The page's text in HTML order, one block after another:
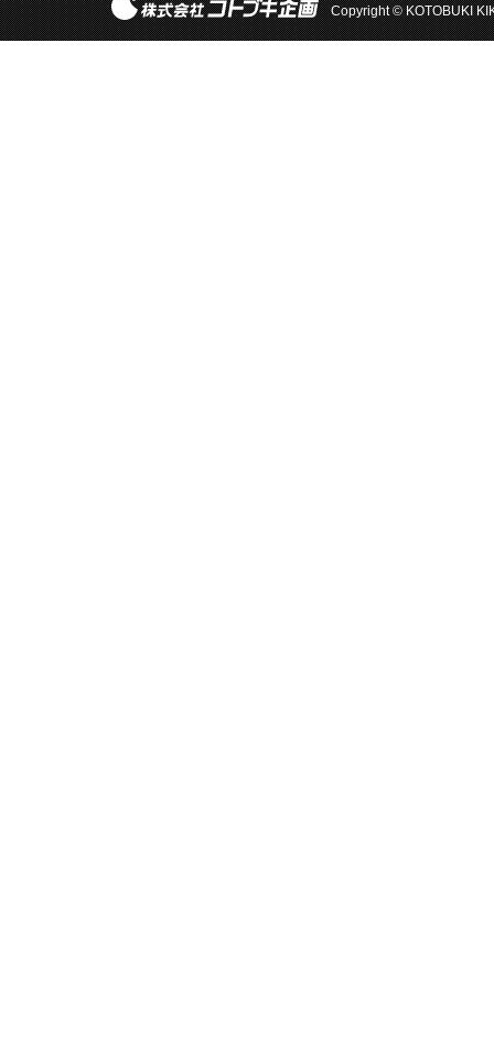
Copyright © KOTOBUKI